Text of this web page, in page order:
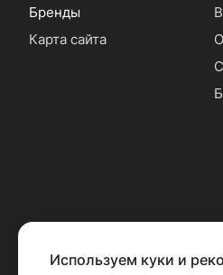
Бренды
Карта сайта
Используем куки и